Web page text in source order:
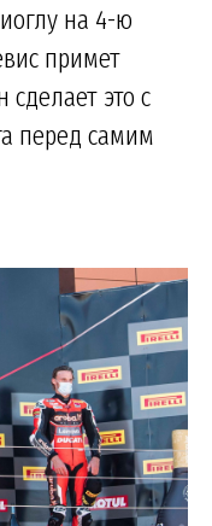
на 4-ю
примет
это с
перед самим